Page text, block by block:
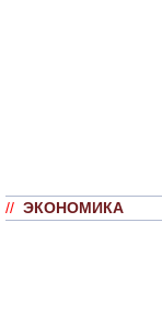
// ЭКОНОМИКА